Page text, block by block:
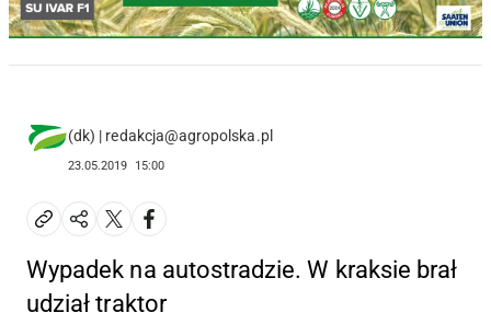
(dk) | redakcja@agropolska.pl
23.05.2019 15:00
Wypadek na autostradzie. W kraksie brał
udział traktor